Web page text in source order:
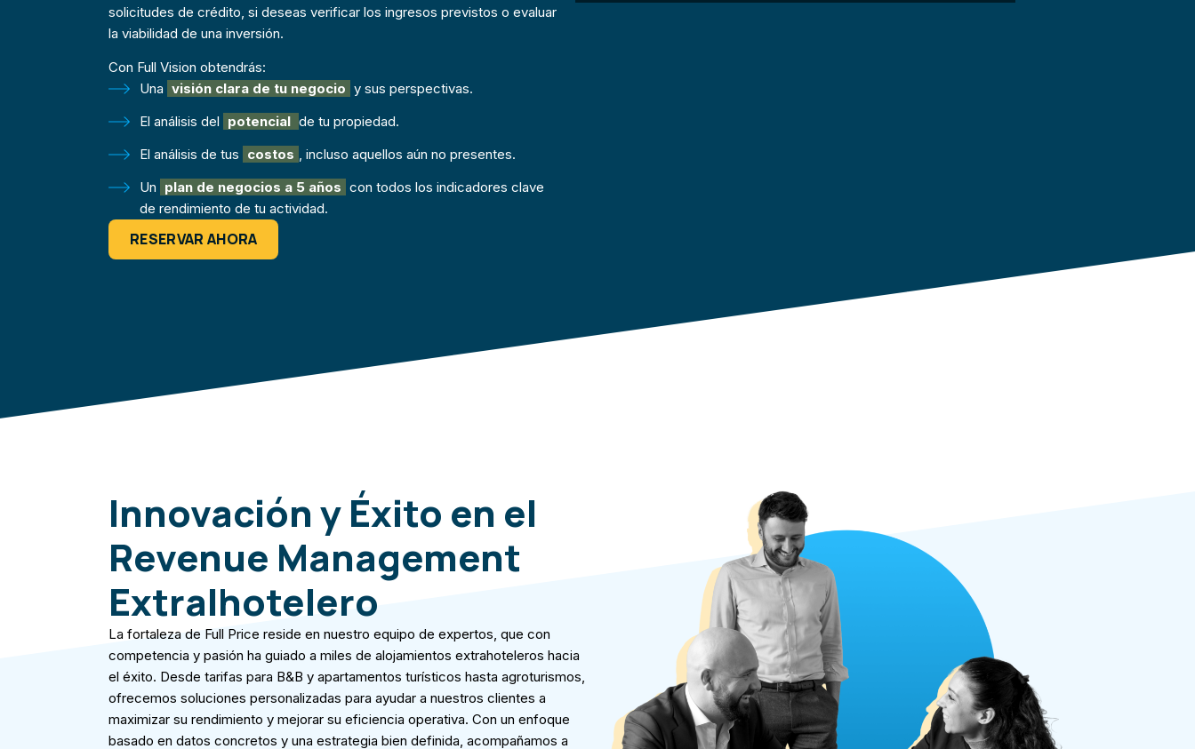
solicitudes de crédito, si deseas verificar los ingresos previstos o evaluar
la viabilidad de una inversión.
Con Full Vision obtendrás:
Una visión clara de tu negocio y sus perspectivas.
El análisis del potencial de tu propiedad.
El análisis de tus costos
, incluso aquellos aún no presentes.
Un plan de negocios a 5 años con todos los indicadores clave
de rendimiento de tu actividad.
RESERVAR AHORA
Innovación y Éxito en el
Revenue Management
Extralhotelero
La fortaleza de Full Price reside en nuestro equipo de expertos, que con
competencia y pasión ha guiado a miles de alojamientos extrahoteleros hacia
el éxito. Desde tarifas para B&B y apartamentos turísticos hasta agroturismos,
ofrecemos soluciones personalizadas para ayudar a nuestros clientes a
maximizar su rendimiento y mejorar su eficiencia operativa. Con un enfoque
basado en datos concretos y una estrategia bien definida, acompañamos a